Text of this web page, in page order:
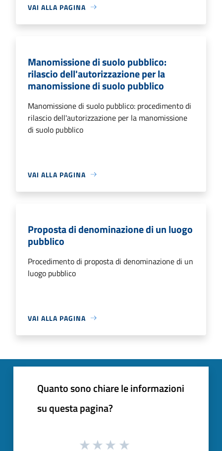
VAI ALLA PAGINA
Manomissione di suolo pubblico:
rilascio dell'autorizzazione per la
manomissione di suolo pubblico
Manomissione di suolo pubblico: procedimento di
rilascio dell'autorizzazione per la manomissione
di suolo pubblico
VAI ALLA PAGINA
Proposta di denominazione di un luogo
pubblico
Procedimento di proposta di denominazione di un
luogo pubblico
VAI ALLA PAGINA
Quanto sono chiare le informazioni
su questa pagina?